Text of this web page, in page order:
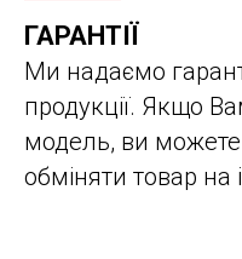
ГАРАНТІЇ
Ми надаємо
продукції. Якщо
модель, ви
обміняти товар на